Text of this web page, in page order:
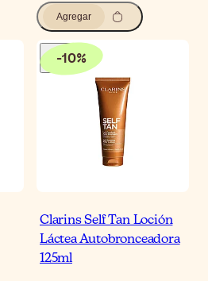
Agregar
-10%
Clarins Self Tan Loción
Láctea Autobronceadora
125ml